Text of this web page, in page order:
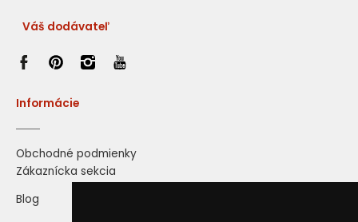
Váš dodávateľ
Informácie
Obchodné podmienky
Zákaznícka sekcia
Blog